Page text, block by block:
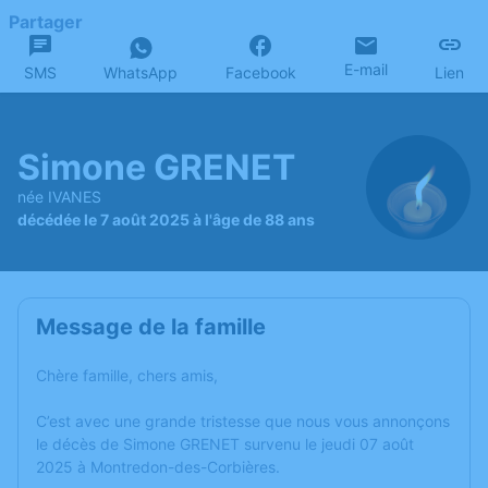
Partager
SMS WhatsApp Facebook E-mail Lien
Simone GRENET
née IVANES
décédée le 7 août 2025 à l'âge de 88 ans
Message de la famille
Chère famille, chers amis,
C’est avec une grande tristesse que nous vous annonçons
le décès de Simone GRENET survenu le jeudi 07 août
2025 à Montredon-des-Corbières.